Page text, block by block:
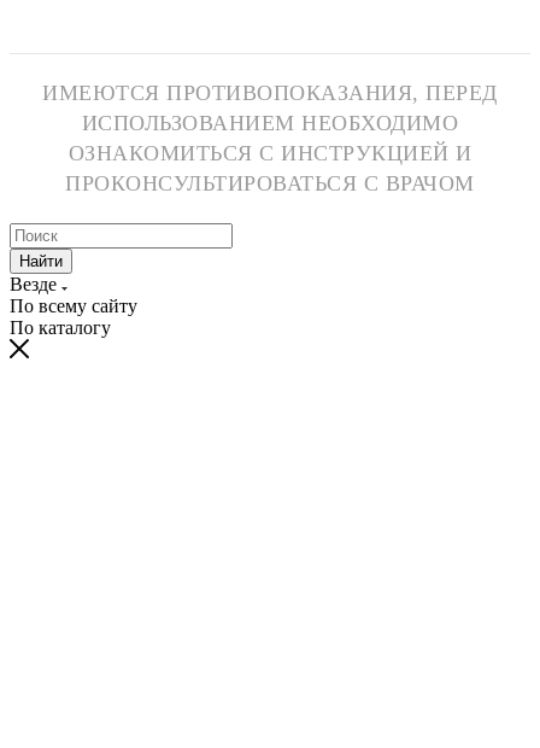
ИМЕЮТСЯ ПРОТИВОПОКАЗАНИЯ, ПЕРЕД
ИСПОЛЬЗОВАНИЕМ НЕОБХОДИМО
ОЗНАКОМИТЬСЯ С ИНСТРУКЦИЕЙ И
ПРОКОНСУЛЬТИРОВАТЬСЯ С ВРАЧОМ
Найти
Везде
По всему сайту
По каталогу